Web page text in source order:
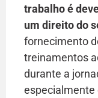
trabalho é
um direito do
fornecimento
treinamentos
durante a
especialmente